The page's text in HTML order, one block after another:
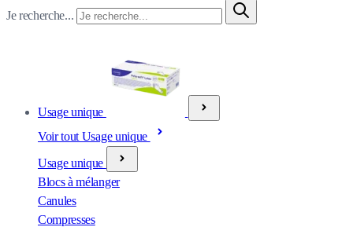
Je recherche...
Usage unique
Voir tout Usage unique
Usage unique
Blocs à mélanger
Canules
Compresses